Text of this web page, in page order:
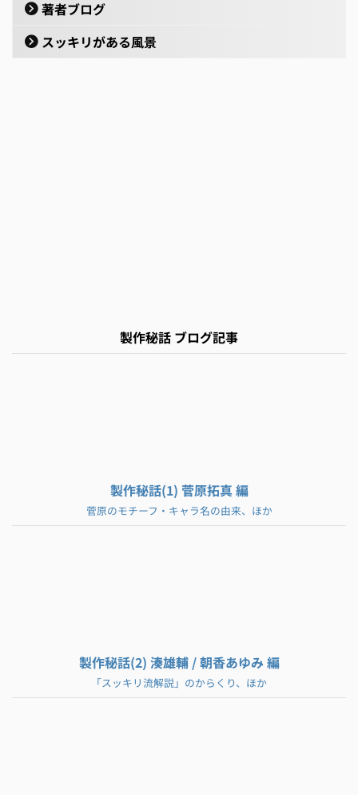
著者ブログ
スッキリがある風景
製作秘話 ブログ記事
製作秘話(1) 菅原拓真 編
菅原のモチーフ・キャラ名の由来、ほか
製作秘話(2) 湊雄輔 / 朝香あゆみ 編
「スッキリ流解説」のからくり、ほか